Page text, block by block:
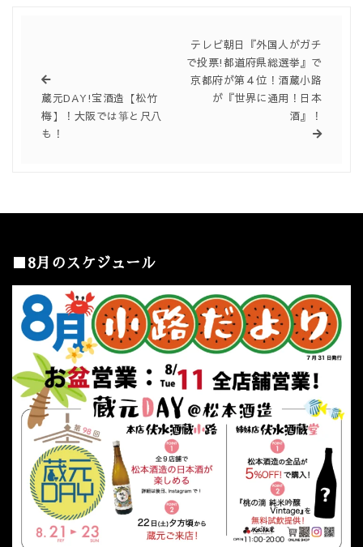
蔵元DAY!宝酒造【松竹
梅】！大阪では箏と尺八
も！
テレビ朝日『外国人がガチ
で投票!都道府県総選挙』で
京都府が第４位！酒蔵小路
が『世界に通用！日本
酒』！
■8月のスケジュール